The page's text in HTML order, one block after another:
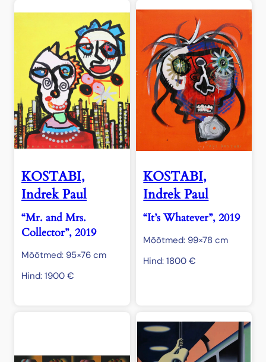
KOSTABI,
Indrek Paul
“Mr. and Mrs.
Collector”, 2019
Mõõtmed: 95×76 cm
Hind: 1900 €
KOSTABI,
Indrek Paul
“It’s Whatever”, 2019
Mõõtmed: 99×78 cm
Hind:1800€